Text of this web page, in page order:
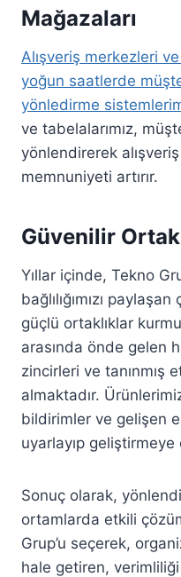
Mağazaları
Alışveriş merkezleri
yoğun saatlerde
yönledirme
ve tabelalarımız,
yönlendirerek
memnuniyeti artırır.
Güvenilir
Yıllar içinde, Tekno
bağlılığımızı
güçlü ortaklıklar
arasında önde gelen
zincirleri ve tanınmış
almaktadır.
bildirimler ve gelişen
uyarlayıp geliştirmeye
Sonuç olarak,
ortamlarda etkili
Grup’u seçerek,
hale getiren,